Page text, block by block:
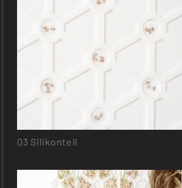
03 Silikonteil